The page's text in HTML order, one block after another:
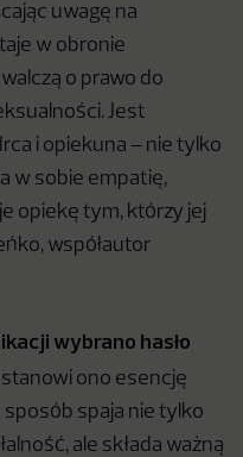
uwagę na
w obronie
o prawo do
Jest
i opiekuna – nie tylko
w sobie empatię,
opiekę tym, którzy jej
współautor
wybrano hasło
stanowi ono esencję
sposób spaja nie tylko
ale składa ważną